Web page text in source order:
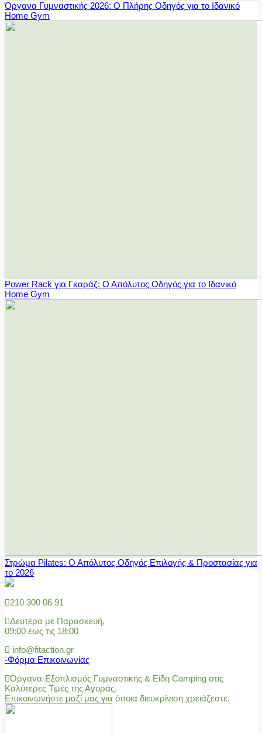
Όργανα Γυμναστικής 2026: Ο Πλήρης Οδηγός για το Ιδανικό
Home Gym
Power Rack για Γκαράζ: Ο Απόλυτος Οδηγός για το Ιδανικό
Home Gym
Στρώμα Pilates: Ο Απόλυτος Οδηγός Επιλογής & Προστασίας για
το 2026
210 300 06 91
Δευτέρα με Παρασκευή,
09:00 έως τις 18:00
info@fitaction.gr
-Φόρμα Επικοινωνίας
Όργανα-Εξοπλισμός Γυμναστικής & Είδη Camping στις
Καλύτερες Τιμές της Αγοράς.
Επικοινωνήστε μαζί μας για όποια διευκρίνιση χρειάζεστε.